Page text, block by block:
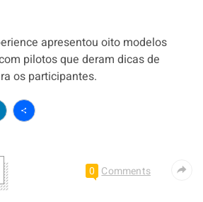
apresentou oito modelos
pilotos que deram dicas de
os participantes.
Share
0 Comments